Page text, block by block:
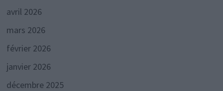
avril 2026
mars 2026
février 2026
janvier 2026
décembre 2025